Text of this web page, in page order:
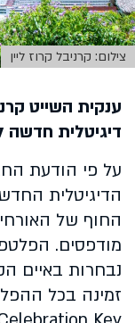
צילום: קרניבל קרוז ליין
ענקית השייט ק
דיגיטלית חדשה
על פי הודעת
הדיגיטלית
החוף של
מודפסים.
נבחרות באיים
זמינה בכל